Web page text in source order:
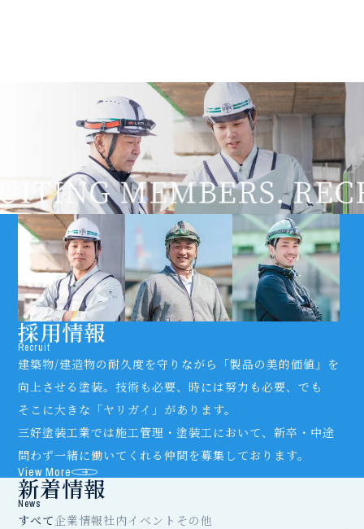
採用情報
Recruit
建築物/建造物の耐久度を守りながら 「製品の美的価値」を
向上させる塗装。 技術も必要、 時には努力も必要、でも
そこに大きな 「ヤリガイ」があります。
三好塗装工業では施工管理 ・塗装工において、新卒・中途
問わず一緒に働いてくれる仲間を募集しております。
View More
新着情報
News
すべて企業情報社内イベント その他